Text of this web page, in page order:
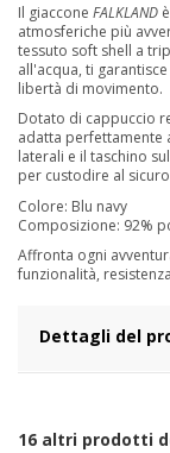
Il giaccone FALKLAND
atmosferiche più
tessuto soft shell a
all'acqua, ti
libertà di movimento.
Dotato di cappuccio
adatta perfettamente
laterali e il taschino
per custodire al
Colore: Blu navy
Composizione: 92%
Affronta ogni
funzionalità,
Dettagli del
16 altri prodotti